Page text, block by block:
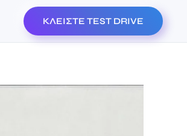
ΚΛΕΙΣΤΕ TEST DRIVE